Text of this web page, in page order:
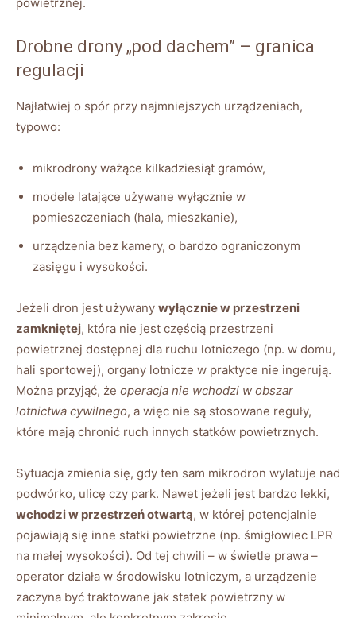
Drobne drony „pod dachem” – granica
regulacji
Najłatwiej o spór przy najmniejszych urządzeniach,
typowo:
mikrodrony ważące kilkadziesiąt gramów,
modele latające używane wyłącznie w
pomieszczeniach (hala, mieszkanie),
urządzenia bez kamery, o bardzo ograniczonym
zasięgu i wysokości.
Jeżeli dron jest używany wyłącznie w przestrzeni
zamkniętej, która nie jest częścią przestrzeni
powietrznej dostępnej dla ruchu lotniczego (np. w domu,
hali sportowej), organy lotnicze w praktyce nie ingerują.
Można przyjąć, że operacja nie wchodzi w obszar
lotnictwa cywilnego, a więc nie są stosowane reguły,
które mają chronić ruch innych statków powietrznych.
Sytuacja zmienia się, gdy ten sam mikrodron wylatuje nad
podwórko, ulicę czy park. Nawet jeżeli jest bardzo lekki,
wchodzi w przestrzeń otwartą, w której potencjalnie
pojawiają się inne statki powietrzne (np. śmigłowiec LPR
na małej wysokości). Od tej chwili – w świetle prawa –
operator działa w środowisku lotniczym, a urządzenie
zaczyna być traktowane jak statek powietrzny w